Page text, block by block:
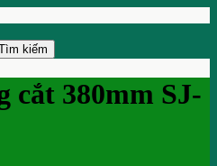
cắt 380mm SJ-